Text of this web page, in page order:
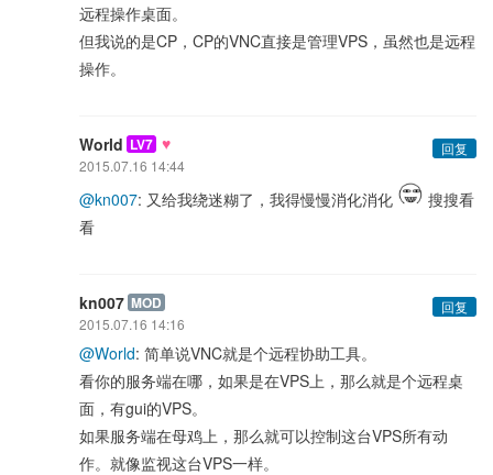
远程操作桌面。
但我说的是CP，CP的VNC直接是管理VPS，虽然也是远程
操作。
World LV7 ♥
回复
2015.07.16 14:44
@kn007: 又给我绕迷糊了，我得慢慢消化消化
搜搜看
看
kn007 MOD
回复
2015.07.16 14:16
@World: 简单说VNC就是个远程协助工具。
看你的服务端在哪，如果是在VPS上，那么就是个远程桌
面，有gui的VPS。
如果服务端在母鸡上，那么就可以控制这台VPS所有动
作。就像监视这台VPS一样。